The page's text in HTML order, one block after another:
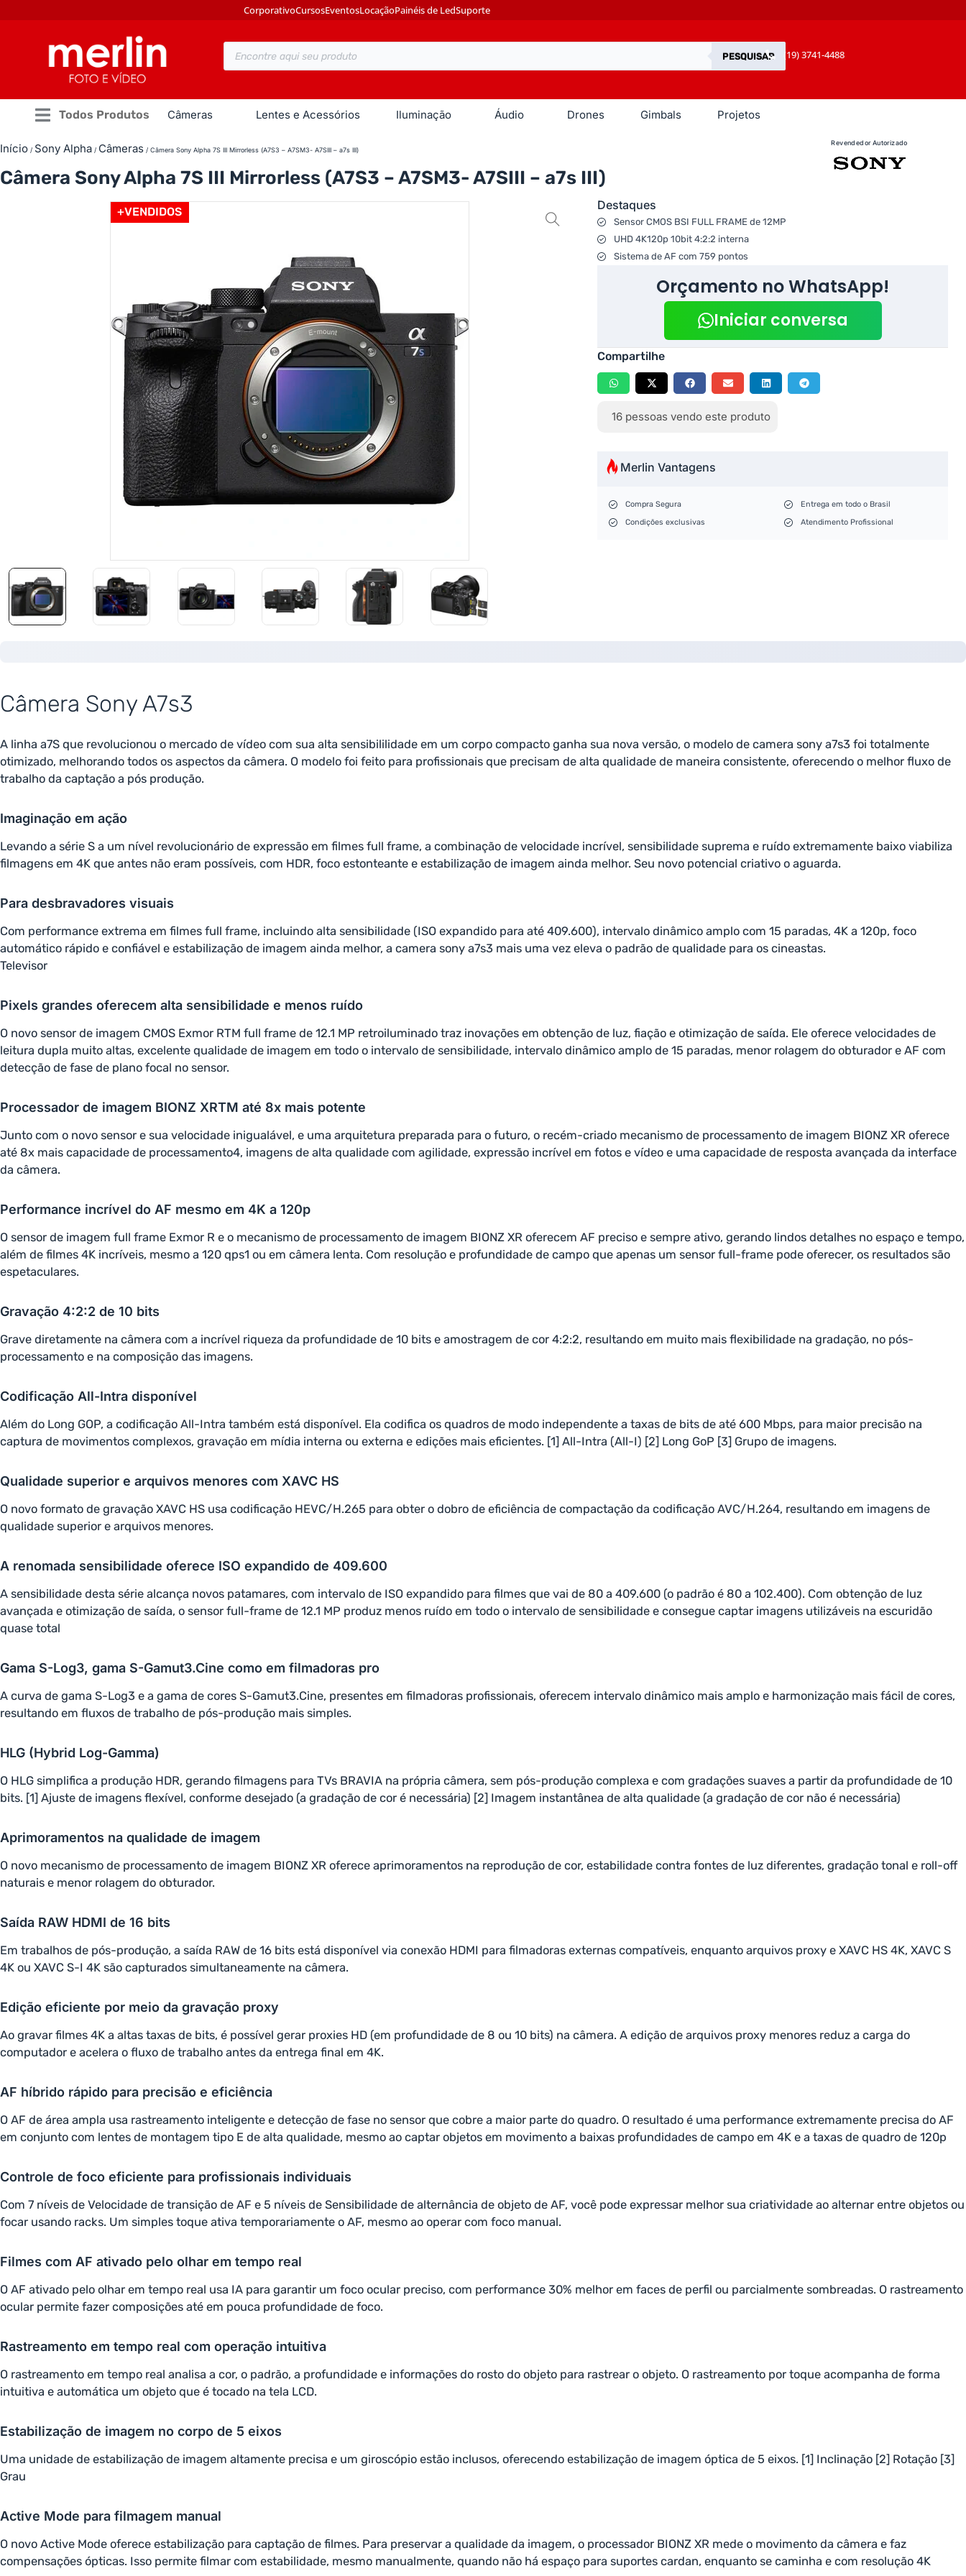
CorporativoCursosEventosLocaçãoPainéis de LedSuporte
PESQUISAR (19) 3741-4488
Todos Produtos Câmeras Lentes e Acessórios Iluminação Áudio Drones Gimbals Projetos
Início / Sony Alpha / Câmeras / Câmera Sony Alpha 7S III Mirrorless (A7S3 – A7SM3- A7SIII – a7s III)
Câmera Sony Alpha 7S III Mirrorless (A7S3 – A7SM3- A7SIII – a7s III)
Revendedor Autorizado
+VENDIDOS Destaques
Sensor CMOS BSI FULL FRAME de 12MP
UHD 4K120p 10bit 4:2:2 interna
Sistema de AF com 759 pontos
Orçamento no WhatsApp!
Iniciar conversa
Compartilhe
16 pessoas vendo este produto
Merlin Vantagens
Compra Segura
Condições exclusivas
Entrega em todo o Brasil
Atendimento Profissional
Câmera Sony A7s3
A linha a7S que revolucionou o mercado de vídeo com sua alta sensibililidade em um corpo compacto ganha sua nova versão, o modelo de camera sony a7s3 foi totalmente
otimizado, melhorando todos os aspectos da câmera. O modelo foi feito para profissionais que precisam de alta qualidade de maneira consistente, oferecendo o melhor fluxo de
trabalho da captação a pós produção.
Imaginação em ação
Levando a série S a um nível revolucionário de expressão em filmes full frame, a combinação de velocidade incrível, sensibilidade suprema e ruído extremamente baixo viabiliza
filmagens em 4K que antes não eram possíveis, com HDR, foco estonteante e estabilização de imagem ainda melhor. Seu novo potencial criativo o aguarda.
Para desbravadores visuais
Com performance extrema em filmes full frame, incluindo alta sensibilidade (ISO expandido para até 409.600), intervalo dinâmico amplo com 15 paradas, 4K a 120p, foco
automático rápido e confiável e estabilização de imagem ainda melhor, a camera sony a7s3 mais uma vez eleva o padrão de qualidade para os cineastas.
Televisor
Pixels grandes oferecem alta sensibilidade e menos ruído
O novo sensor de imagem CMOS Exmor RTM full frame de 12.1 MP retroiluminado traz inovações em obtenção de luz, fiação e otimização de saída. Ele oferece velocidades de
leitura dupla muito altas, excelente qualidade de imagem em todo o intervalo de sensibilidade, intervalo dinâmico amplo de 15 paradas, menor rolagem do obturador e AF com
detecção de fase de plano focal no sensor.
Processador de imagem BIONZ XRTM até 8x mais potente
Junto com o novo sensor e sua velocidade inigualável, e uma arquitetura preparada para o futuro, o recém-criado mecanismo de processamento de imagem BIONZ XR oferece
até 8x mais capacidade de processamento4, imagens de alta qualidade com agilidade, expressão incrível em fotos e vídeo e uma capacidade de resposta avançada da interface
da câmera.
Performance incrível do AF mesmo em 4K a 120p
O sensor de imagem full frame Exmor R e o mecanismo de processamento de imagem BIONZ XR oferecem AF preciso e sempre ativo, gerando lindos detalhes no espaço e tempo,
além de filmes 4K incríveis, mesmo a 120 qps1 ou em câmera lenta. Com resolução e profundidade de campo que apenas um sensor full-frame pode oferecer, os resultados são
espetaculares.
Gravação 4:2:2 de 10 bits
Grave diretamente na câmera com a incrível riqueza da profundidade de 10 bits e amostragem de cor 4:2:2, resultando em muito mais flexibilidade na gradação, no pós-
processamento e na composição das imagens.
Codificação All-Intra disponível
Além do Long GOP, a codificação All-Intra também está disponível. Ela codifica os quadros de modo independente a taxas de bits de até 600 Mbps, para maior precisão na
captura de movimentos complexos, gravação em mídia interna ou externa e edições mais eficientes. [1] All-Intra (All-I) [2] Long GoP [3] Grupo de imagens.
Qualidade superior e arquivos menores com XAVC HS
O novo formato de gravação XAVC HS usa codificação HEVC/H.265 para obter o dobro de eficiência de compactação da codificação AVC/H.264, resultando em imagens de
qualidade superior e arquivos menores.
A renomada sensibilidade oferece ISO expandido de 409.600
A sensibilidade desta série alcança novos patamares, com intervalo de ISO expandido para filmes que vai de 80 a 409.600 (o padrão é 80 a 102.400). Com obtenção de luz
avançada e otimização de saída, o sensor full-frame de 12.1 MP produz menos ruído em todo o intervalo de sensibilidade e consegue captar imagens utilizáveis na escuridão
quase total
Gama S-Log3, gama S-Gamut3.Cine como em filmadoras pro
A curva de gama S-Log3 e a gama de cores S-Gamut3.Cine, presentes em filmadoras profissionais, oferecem intervalo dinâmico mais amplo e harmonização mais fácil de cores,
resultando em fluxos de trabalho de pós-produção mais simples.
HLG (Hybrid Log-Gamma)
O HLG simplifica a produção HDR, gerando filmagens para TVs BRAVIA na própria câmera, sem pós-produção complexa e com gradações suaves a partir da profundidade de 10
bits. [1] Ajuste de imagens flexível, conforme desejado (a gradação de cor é necessária) [2] Imagem instantânea de alta qualidade (a gradação de cor não é necessária)
Aprimoramentos na qualidade de imagem
O novo mecanismo de processamento de imagem BIONZ XR oferece aprimoramentos na reprodução de cor, estabilidade contra fontes de luz diferentes, gradação tonal e roll-off
naturais e menor rolagem do obturador.
Saída RAW HDMI de 16 bits
Em trabalhos de pós-produção, a saída RAW de 16 bits está disponível via conexão HDMI para filmadoras externas compatíveis, enquanto arquivos proxy e XAVC HS 4K, XAVC S
4K ou XAVC S-I 4K são capturados simultaneamente na câmera.
Edição eficiente por meio da gravação proxy
Ao gravar filmes 4K a altas taxas de bits, é possível gerar proxies HD (em profundidade de 8 ou 10 bits) na câmera. A edição de arquivos proxy menores reduz a carga do
computador e acelera o fluxo de trabalho antes da entrega final em 4K.
AF híbrido rápido para precisão e eficiência
O AF de área ampla usa rastreamento inteligente e detecção de fase no sensor que cobre a maior parte do quadro. O resultado é uma performance extremamente precisa do AF
em conjunto com lentes de montagem tipo E de alta qualidade, mesmo ao captar objetos em movimento a baixas profundidades de campo em 4K e a taxas de quadro de 120p
Controle de foco eficiente para profissionais individuais
Com 7 níveis de Velocidade de transição de AF e 5 níveis de Sensibilidade de alternância de objeto de AF, você pode expressar melhor sua criatividade ao alternar entre objetos ou
focar usando racks. Um simples toque ativa temporariamente o AF, mesmo ao operar com foco manual.
Filmes com AF ativado pelo olhar em tempo real
O AF ativado pelo olhar em tempo real usa IA para garantir um foco ocular preciso, com performance 30% melhor em faces de perfil ou parcialmente sombreadas. O rastreamento
ocular permite fazer composições até em pouca profundidade de foco.
Rastreamento em tempo real com operação intuitiva
O rastreamento em tempo real analisa a cor, o padrão, a profundidade e informações do rosto do objeto para rastrear o objeto. O rastreamento por toque acompanha de forma
intuitiva e automática um objeto que é tocado na tela LCD.
Estabilização de imagem no corpo de 5 eixos
Uma unidade de estabilização de imagem altamente precisa e um giroscópio estão inclusos, oferecendo estabilização de imagem óptica de 5 eixos. [1] Inclinação [2] Rotação [3]
Grau
Active Mode para filmagem manual
O novo Active Mode oferece estabilização para captação de filmes. Para preservar a qualidade da imagem, o processador BIONZ XR mede o movimento da câmera e faz
compensações ópticas. Isso permite filmar com estabilidade, mesmo manualmente, quando não há espaço para suportes cardan, enquanto se caminha e com resolução 4K